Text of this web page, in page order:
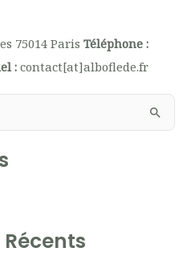
75014 Paris Téléphone :
: contact[at]alboflede.fr